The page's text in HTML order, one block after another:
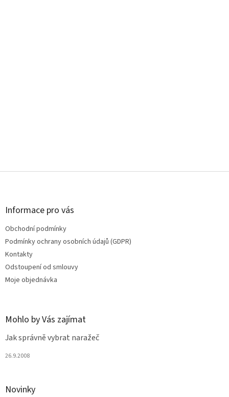
Z
Informace pro vás
Obchodní podmínky
Podmínky ochrany osobních údajů (GDPR)
Kontakty
Odstoupení od smlouvy
Moje objednávka
Mohlo by Vás zajímat
Jak správně vybrat naražeč
26.9.2008
Novinky